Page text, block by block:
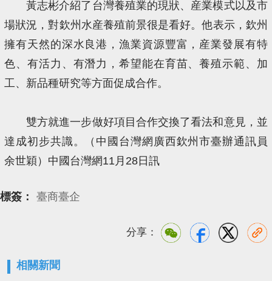
黃志彬介紹了台灣養殖業的現狀、産業模式以及市
場狀況，對欽州水産養殖前景很是看好。他表示，欽州
擁有天然的深水良港，漁業資源豐富，産業發展有特
色、有活力、有潛力，希望能在育苗、養殖示範、加
工、新品種研究等方面促成合作。
雙方就進一步做好項目合作交換了看法和意見，並
達成初步共識。（中國台灣網廣西欽州市臺辦通訊員
余世穎）中國台灣網11月28日訊
標簽： 臺商臺企
分享：
相關新聞